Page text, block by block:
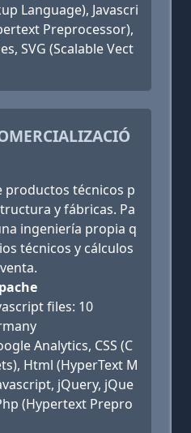
Language), Javascri
Preprocessor),
SVG (Scalable Vect
productos técnicos p
y fábricas. Pa
ingeniería propia q
técnicos y cálculos
files: 10
Analytics, CSS (C
Html (HyperText M
jQuery, jQue
(Hypertext Prepro